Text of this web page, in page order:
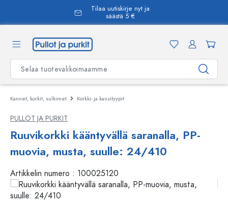
Tilaa uutiskirje nyt ja
säästä 5 €
Kannet, korkit, sulkimet Korkki- ja kansityypit
PULLOT JA PURKIT
Ruuvikorkki kääntyvällä saranalla, PP-
muovia, musta, suulle: 24/410
Artikkelin numero : 100025120